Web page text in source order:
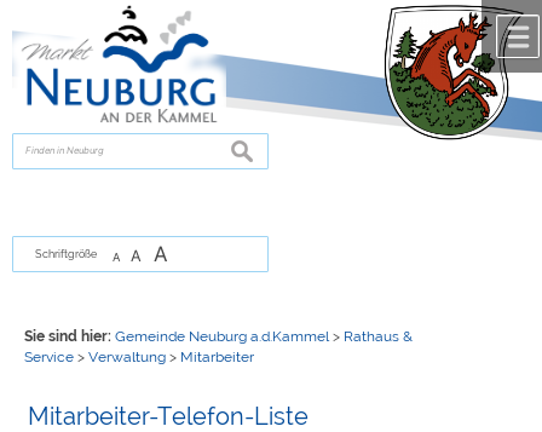
zur Navigationoder
springen.
suchen
Schriftgröße A A A
Sie sind hier: Gemeinde Neuburg a.d.Kammel > Rathaus &
Service> Verwaltung> Mitarbeiter
Mitarbeiter-Telefon-Liste